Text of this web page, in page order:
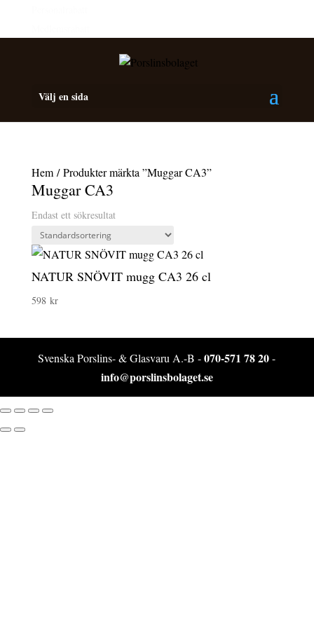
Välj en sida
Hem/ Produkter märkta ”Muggar CA3”
Muggar CA3
Endast ett sökresultat
NATUR SNÖVIT mugg CA3 26 cl
598 kr
Svenska Porslins- & Glasvaru A.-B -070-571 78 20-
info@porslinsbolaget.se